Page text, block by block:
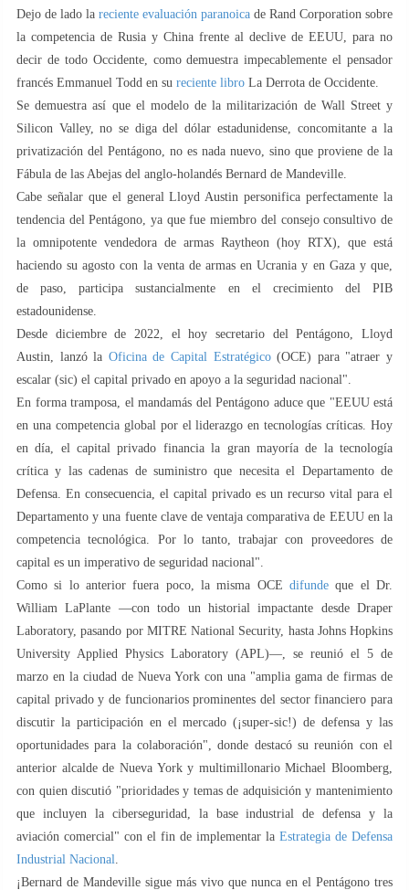
Dejo de lado la reciente evaluación paranoica de Rand Corporation sobre
la competencia de Rusia y China frente al declive de EEUU, para no
decir de todo Occidente, como demuestra impecablemente el pensador
francés Emmanuel Todd en su reciente libro La Derrota de Occidente.
Se demuestra así que el modelo de la militarización de Wall Street y
Silicon Valley, no se diga del dólar estadunidense, concomitante a la
privatización del Pentágono, no es nada nuevo, sino que proviene de la
Fábula de las Abejas del anglo-holandés Bernard de Mandeville.
Cabe señalar que el general Lloyd Austin personifica perfectamente la
tendencia del Pentágono, ya que fue miembro del consejo consultivo de
la omnipotente vendedora de armas Raytheon (hoy RTX), que está
haciendo su agosto con la venta de armas en Ucrania y en Gaza y que,
de paso, participa sustancialmente en el crecimiento del PIB
estadounidense.
Desde diciembre de 2022, el hoy secretario del Pentágono, Lloyd
Austin, lanzó la Oficina de Capital Estratégico(OCE) para "atraer y
escalar (sic) el capital privado en apoyo a la seguridad nacional".
En forma tramposa, el mandamás del Pentágono aduce que "EEUU está
en una competencia global por el liderazgo en tecnologías críticas. Hoy
en día, el capital privado financia la gran mayoría de la tecnología
crítica y las cadenas de suministro que necesita el Departamento de
Defensa. En consecuencia, el capital privado es un recurso vital para el
Departamento y una fuente clave de ventaja comparativa de EEUU en la
competencia tecnológica. Por lo tanto, trabajar con proveedores de
capital es un imperativo de seguridad nacional".
Como si lo anterior fuera poco, la misma OCE difunde que el Dr.
William LaPlante —con todo un historial impactante desde Draper
Laboratory, pasando por MITRE National Security, hasta Johns Hopkins
University Applied Physics Laboratory (APL)—, se reunió el 5 de
marzo en la ciudad de Nueva York con una "amplia gama de firmas de
capital privado y de funcionarios prominentes del sector financiero para
discutir la participación en el mercado (¡super-sic!) de defensa y las
oportunidades para la colaboración", donde destacó su reunión con el
anterior alcalde de Nueva York y multimillonario Michael Bloomberg,
con quien discutió "prioridades y temas de adquisición y mantenimiento
que incluyen la ciberseguridad, la base industrial de defensa y la
aviación comercial" con el fin de implementar la Estrategia de Defensa
Industrial Nacional
¡Bernard de Mandeville sigue más vivo que nunca en el Pentágono tres